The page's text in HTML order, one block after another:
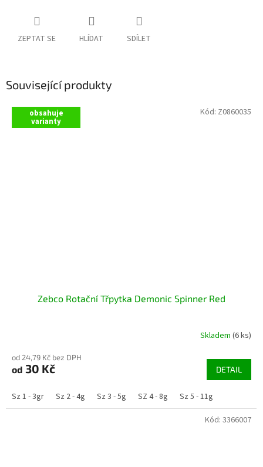
ZEPTAT SE HLÍDAT SDÍLET
Související produkty
obsahuje
varianty
Zebco Rotační Třpytka Demonic Spinner Red
Skladem (6 ks)
od 24,79 Kč bez DPH
od 30 Kč DETAIL
Sz 1 - 3gr Sz 2 - 4g Sz 3 - 5g SZ 4 - 8g Sz 5 - 11g
Kód: Z0860035
Kód: 3366007